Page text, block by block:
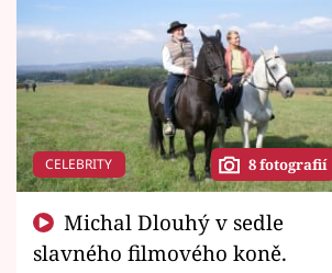
CELEBRITY 8 fotografií
slavného filmového koně.